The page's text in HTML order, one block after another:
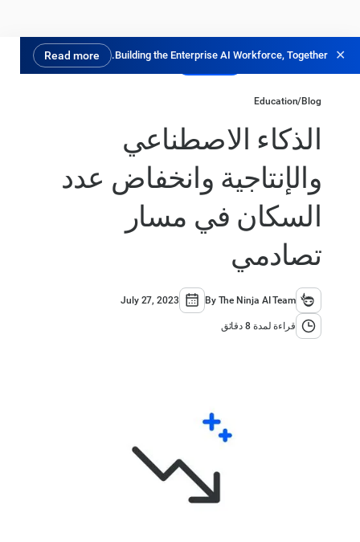
Building the Enterprise AI Workforce, Together.
Read more ✕ جرب مجانًا
Blog
/
Education
الذكاء الاصطناعي
والإنتاجية وانخفاض عدد
السكان في مسار
تصادمي
By The Ninja AI Team
July 27, 2023
قراءة لمدة 8 دقائق